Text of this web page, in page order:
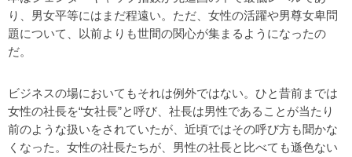
り、男女平等にはまだ程遠い。ただ、女性の活躍や男尊女卑問
題について、以前よりも世間の関心が集まるようになったの
だ。
ビジネスの場においてもそれは例外ではない。ひと昔前までは
女性の社長を“女社長”と呼び、社長は男性であることが当たり
前のような扱いをされていたが、近頃ではその呼び方も聞かな
くなった。女性の社長たちが、男性の社長と比べても遜色ない